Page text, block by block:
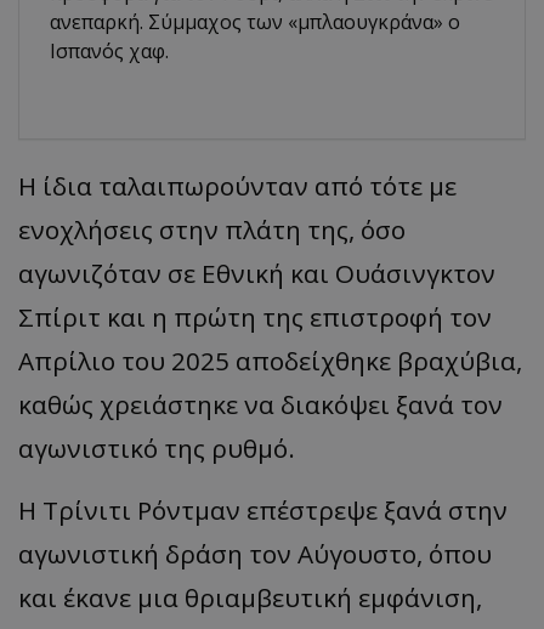
ανεπαρκή. Σύμμαχος των «μπλαουγκράνα» ο
Ισπανός χαφ.
Η ίδια ταλαιπωρούνταν από τότε με
ενοχλήσεις στην πλάτη της, όσο
αγωνιζόταν σε Εθνική και Ουάσινγκτον
Σπίριτ και η πρώτη της επιστροφή τον
Απρίλιο του 2025 αποδείχθηκε βραχύβια,
καθώς χρειάστηκε να διακόψει ξανά τον
αγωνιστικό της ρυθμό.
Η Τρίνιτι Ρόντμαν επέστρεψε ξανά στην
αγωνιστική δράση τον Αύγουστο, όπου
και έκανε μια θριαμβευτική εμφάνιση,